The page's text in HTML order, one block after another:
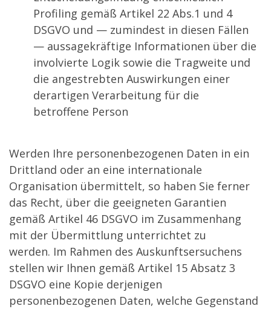
Profiling gemäß Artikel 22 Abs.1 und 4
DSGVO und — zumindest in diesen Fällen
— aussagekräftige Informationen über die
involvierte Logik sowie die Tragweite und
die angestrebten Auswirkungen einer
derartigen Verarbeitung für die
betroffene Person
Werden Ihre personenbezogenen Daten in ein
Drittland oder an eine internationale
Organisation übermittelt, so haben Sie ferner
das Recht, über die geeigneten Garantien
gemäß Artikel 46 DSGVO im Zusammenhang
mit der Übermittlung unterrichtet zu
werden. Im Rahmen des Auskunftsersuchens
stellen wir Ihnen gemäß Artikel 15 Absatz 3
DSGVO eine Kopie derjenigen
personenbezogenen Daten, welche Gegenstand